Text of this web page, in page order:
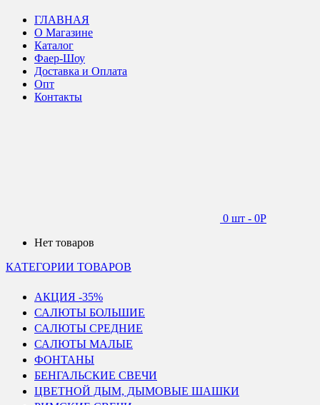
ГЛАВНАЯ
О Магазине
Каталог
Фаер-Шоу
Доставка и Оплата
Опт
Контакты
0 шт - 0Р
Нет товаров
КАТЕГОРИИ ТОВАРОВ
АКЦИЯ -35%
САЛЮТЫ БОЛЬШИЕ
САЛЮТЫ СРЕДНИЕ
САЛЮТЫ МАЛЫЕ
ФОНТАНЫ
БЕНГАЛЬСКИЕ СВЕЧИ
ЦВЕТНОЙ ДЫМ, ДЫМОВЫЕ ШАШКИ